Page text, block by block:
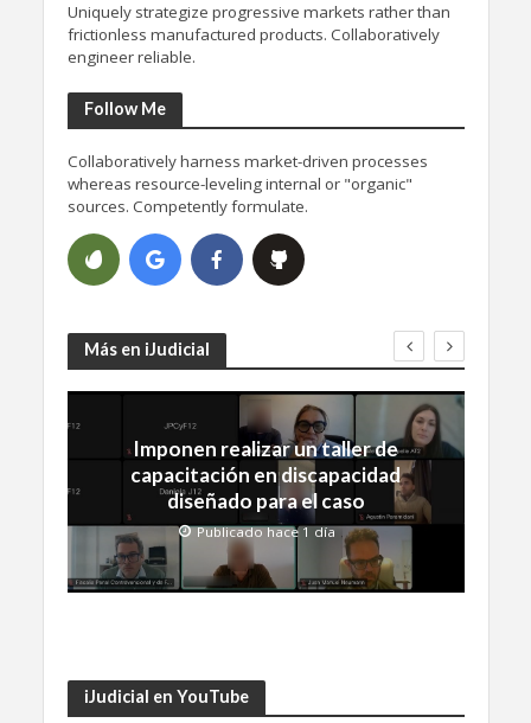
Uniquely strategize progressive markets rather than
frictionless manufactured products. Collaboratively
engineer reliable.
Follow Me
Collaboratively harness market-driven processes
whereas resource-leveling internal or "organic"
sources. Competently formulate.
Más en iJudicial
Imponen realizar un taller de
capacitación en discapacidad
diseñado para el caso
Publicado hace 1 día
iJudicial en YouTube